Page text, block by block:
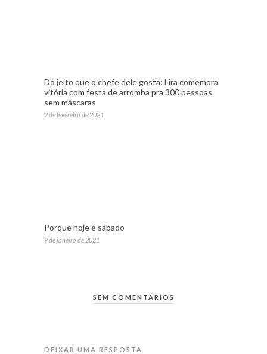
Do jeito que o chefe dele gosta: Lira comemora
vitória com festa de arromba pra 300 pessoas
sem máscaras
2 de fevereiro de 2021
Porque hoje é sábado
9 de janeiro de 2021
SEM COMENTÁRIOS
DEIXAR UMA RESPOSTA